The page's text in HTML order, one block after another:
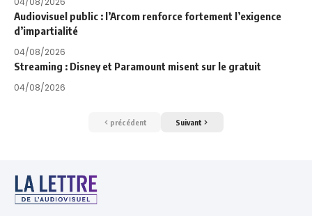
Audiovisuel public : l’Arcom renforce fortement l’exigence
d’impartialité
04/08/2026
Streaming : Disney et Paramount misent sur le gratuit
04/08/2026
précédent Suivant